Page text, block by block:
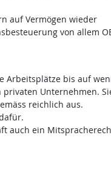
auf Vermögen wieder
von allem
Arbeitsplätze bis auf
Unternehmen.
reichlich aus.
auch ein